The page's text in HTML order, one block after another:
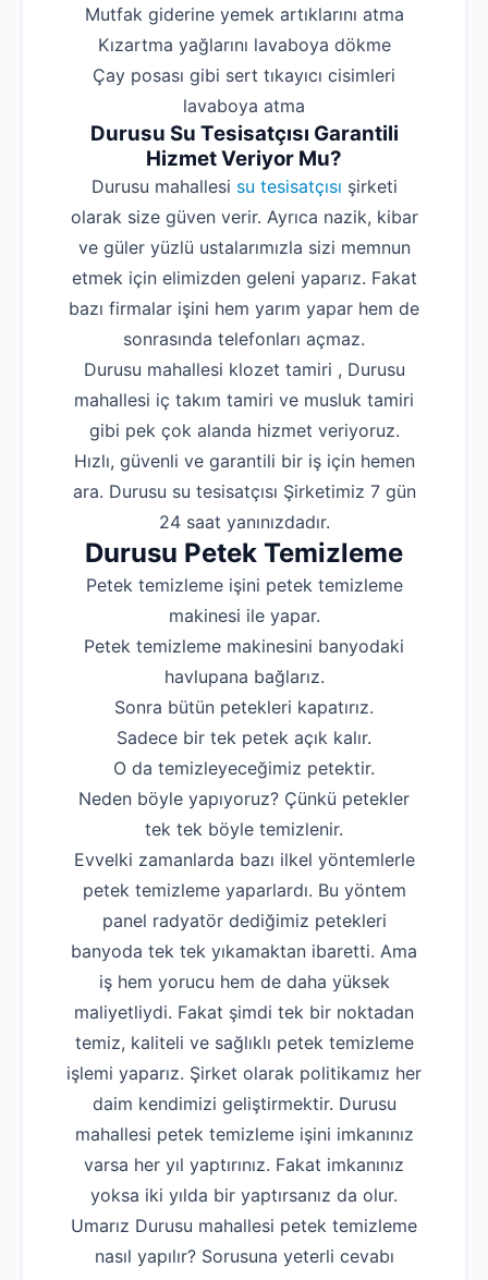
‌Mutfak giderine yemek artıklarını atma
‌Kızartma yağlarını lavaboya dökme
‌Çay posası gibi sert tıkayıcı cisimleri
lavaboya atma
Durusu Su Tesisatçısı Garantili
Hizmet Veriyor Mu?
Durusu mahallesi su tesisatçısı şirketi
olarak size güven verir. Ayrıca nazik, kibar
ve güler yüzlü ustalarımızla sizi memnun
etmek için elimizden geleni yaparız. Fakat
bazı firmalar işini hem yarım yapar hem de
sonrasında telefonları açmaz.
Durusu mahallesi klozet tamiri , Durusu
mahallesi iç takım tamiri ve musluk tamiri
gibi pek çok alanda hizmet veriyoruz.
Hızlı, güvenli ve garantili bir iş için hemen
ara. Durusu su tesisatçısı Şirketimiz 7 gün
24 saat yanınızdadır.
Durusu Petek Temizleme
Petek temizleme işini petek temizleme
makinesi ile yapar.
Petek temizleme makinesini banyodaki
havlupana bağlarız.
Sonra bütün petekleri kapatırız.
Sadece bir tek petek açık kalır.
O da temizleyeceğimiz petektir.
Neden böyle yapıyoruz? Çünkü petekler
tek tek böyle temizlenir.
Evvelki zamanlarda bazı ilkel yöntemlerle
petek temizleme yaparlardı. Bu yöntem
panel radyatör dediğimiz petekleri
banyoda tek tek yıkamaktan ibaretti. Ama
iş hem yorucu hem de daha yüksek
maliyetliydi. Fakat şimdi tek bir noktadan
temiz, kaliteli ve sağlıklı petek temizleme
işlemi yaparız. Şirket olarak politikamız her
daim kendimizi geliştirmektir. Durusu
mahallesi petek temizleme işini imkanınız
varsa her yıl yaptırınız. Fakat imkanınız
yoksa iki yılda bir yaptırsanız da olur.
Umarız Durusu mahallesi petek temizleme
nasıl yapılır? Sorusuna yeterli cevabı